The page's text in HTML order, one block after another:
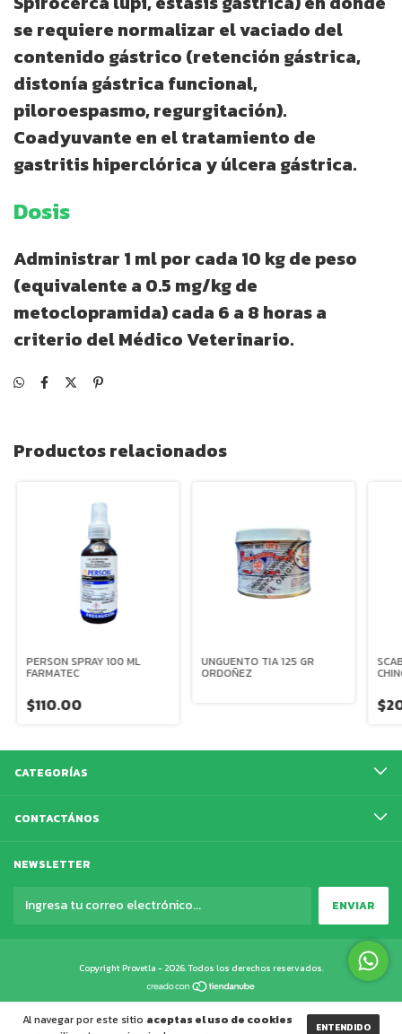
Al navegar por este sitio aceptas el uso de cookies
ENTENDIDO
se requiere normalizar el vaciado del
contenido gástrico (retención gástrica,
distonía gástrica funcional,
piloroespasmo, regurgitación).
Coadyuvante en el tratamiento de
gastritis hiperclórica y úlcera gástrica.
Dosis
Administrar 1 ml por cada 10 kg de peso
(equivalente a 0.5 mg/kg de
metoclopramida) cada 6 a 8 horas a
criterio del Médico Veterinario.
Productos relacionados
PERSON SPRAY 100 ML
FARMATEC
$110.00
UNGUENTO TIA 125 GR
ORDOÑEZ
CATEGORÍAS
CONTACTÁNOS
NEWSLETTER
Copyright Provetla - 2026. Todos los derechos reservados.